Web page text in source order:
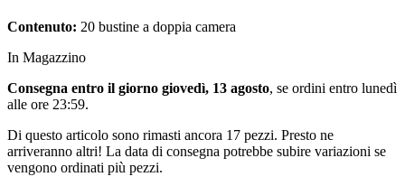
Contenuto: 20 bustine a doppia camera
In Magazzino
Consegna entro il giorno giovedì, 13 agosto, se ordini entro lunedì
alle ore 23:59.
Di questo articolo sono rimasti ancora 17 pezzi. Presto ne
arriveranno altri! La data di consegna potrebbe subire variazioni se
vengono ordinati più pezzi.